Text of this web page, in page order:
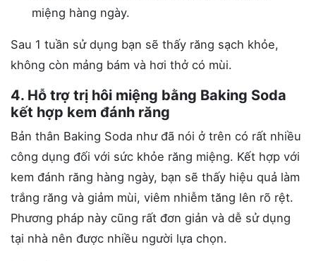
miệng hàng ngày.
Sau 1 tuần sử dụng bạn sẽ thấy răng sạch khỏe,
không còn mảng bám và hơi thở có mùi.
4. Hỗ trợ trị hôi miệng bằng Baking Soda
kết hợp kem đánh răng
Bản thân Baking Soda như đã nói ở trên có rất nhiều
công dụng đối với sức khỏe răng miệng. Kết hợp với
kem đánh răng hàng ngày, bạn sẽ thấy hiệu quả làm
trắng răng và giảm mùi, viêm nhiễm tăng lên rõ rệt.
Phương pháp này cũng rất đơn giản và dễ sử dụng
tại nhà nên được nhiều người lựa chọn.